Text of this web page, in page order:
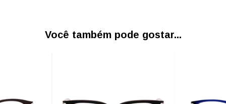
Você também pode gostar...